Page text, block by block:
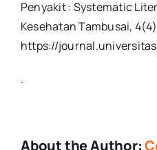
Penyakit : Systematic
Kesehatan Tambusai,
https://
.
About the Author: